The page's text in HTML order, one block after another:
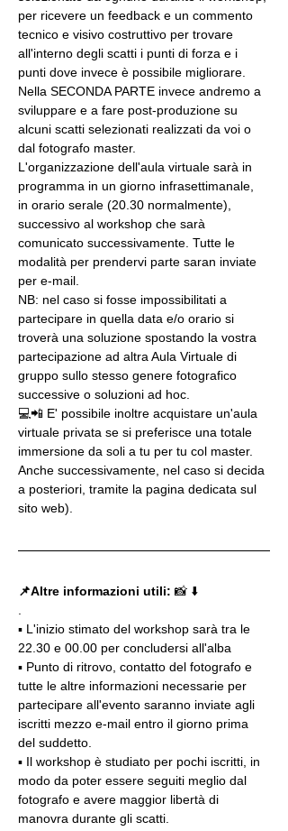
per ricevere un feedback e un commento
tecnico e visivo costruttivo per trovare
all'interno degli scatti i punti di forza e i
punti dove invece è possibile migliorare.
Nella SECONDA PARTE invece andremo a
sviluppare e a fare post-produzione su
alcuni scatti selezionati realizzati da voi o
dal fotografo master.
L'organizzazione dell'aula virtuale sarà in
programma in un giorno infrasettimanale,
in orario serale (20.30 normalmente),
successivo al workshop che sarà
comunicato successivamente. Tutte le
modalità per prendervi parte saran inviate
per e-mail.
NB: nel caso si fosse impossibilitati a
partecipare in quella data e/o orario si
troverà una soluzione spostando la vostra
partecipazione ad altra Aula Virtuale di
gruppo sullo stesso genere fotografico
successive o soluzioni ad hoc.
💻📲 E' possibile inoltre acquistare un'aula
virtuale privata se si preferisce una totale
immersione da soli a tu per tu col master.
Anche successivamente, nel caso si decida
a posteriori, tramite la pagina dedicata sul
sito web).
📌Altre informazioni utili: 📸 ⬇️
▪️ L'inizio stimato del workshop sarà tra le
22.30 e 00.00 per concludersi all'alba
▪️ Punto di ritrovo, contatto del fotografo e
tutte le altre informazioni necessarie per
partecipare all'evento saranno inviate agli
iscritti mezzo e-mail entro il giorno prima
del suddetto.
▪️ Il workshop è studiato per pochi iscritti, in
modo da poter essere seguiti meglio dal
fotografo e avere maggior libertà di
manovra durante gli scatti.